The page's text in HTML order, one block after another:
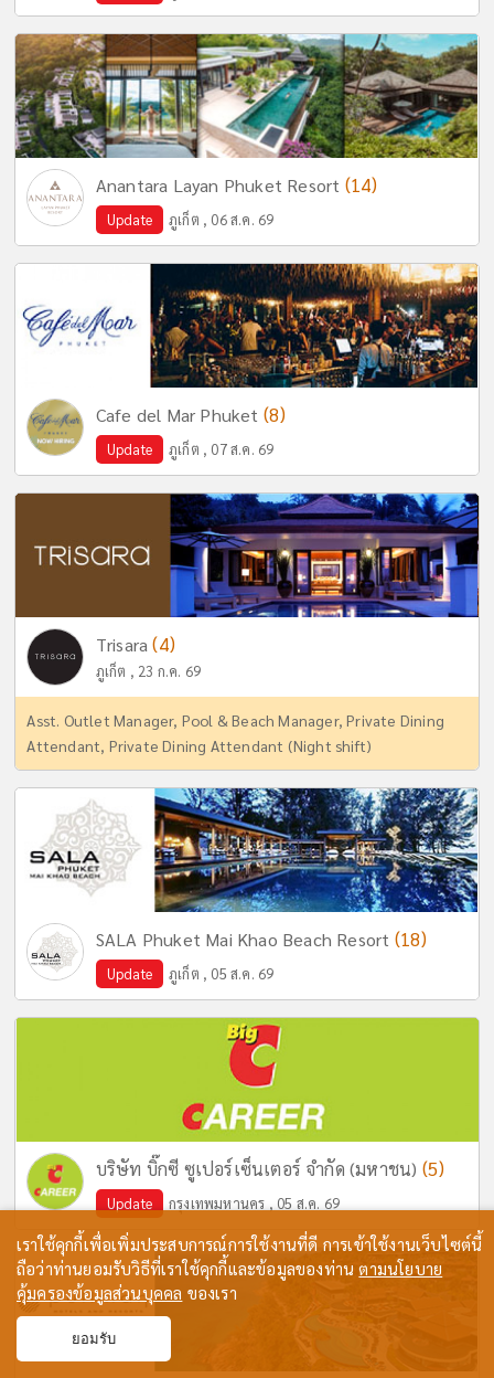
Anantara Layan Phuket Resort (14)
Update ภูเก็ต , 06 ส.ค. 69
Cafe del Mar Phuket (8)
Update ภูเก็ต , 07 ส.ค. 69
Trisara(4)
ภูเก็ต , 23 ก.ค. 69
Asst. Outlet Manager, Pool & Beach Manager, Private Dining
Attendant, Private Dining Attendant (Night shift)
SALA Phuket Mai Khao Beach Resort (18)
Update ภูเก็ต , 05 ส.ค. 69
บริษัท บิ๊กซี ซูเปอร์เซ็นเตอร์ จำกัด (มหาชน) (5)
Update กรุงเทพมหานคร , 05 ส.ค. 69
เราใช้คุกกี้เพื่อเพิ่มประสบการณ์การใช้งานที่ดี การเข้าใช้งานเว็บไซต์นี้
ถือว่าท่านยอมรับวิธีที่เราใช้คุกกี้และข้อมูลของท่านตามนโยบาย
คุ้มครองข้อมูลส่วนบุคคล ของเรา
ยอมรับ